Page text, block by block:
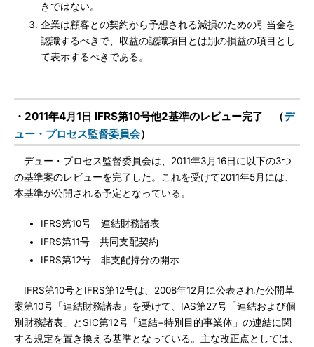
きではない。
企業は顧客との契約から予想される減損のための引当金を
認識するべきで、収益の認識項目とは別の損益の項目とし
て表示するべきである。
・2011年4月1日 IFRS第10号他2基準のレビュー完了 （デ
ュー・プロセス監督委員会）
デュー・プロセス監督委員会は、2011年3月16日に以下の3つ
の基準案のレビューを完了した。これを受けて2011年5月には、
本基準が公開される予定となっている。
IFRS第10号 連結財務諸表
IFRS第11号 共同支配契約
IFRS第12号 非支配持分の開示
IFRS第10号とIFRS第12号は、2008年12月に公表された公開草
案第10号「連結財務諸表」を受けて、IAS第27号「連結および個
別財務諸表」とSIC第12号「連結−特別目的事業体」の連結に関
する規定を置き換える基準となっている。主な改正点としては、